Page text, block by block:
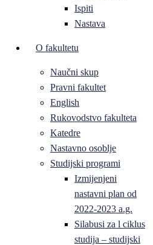
Ispiti
Nastava
O fakultetu
Naučni skup
Pravni fakultet
English
Rukovodstvo fakulteta
Katedre
Nastavno osoblje
Studijski programi
Izmijenjeni
nastavni plan od
2022-2023 a.g.
Silabusi za l ciklus
studija – studijski